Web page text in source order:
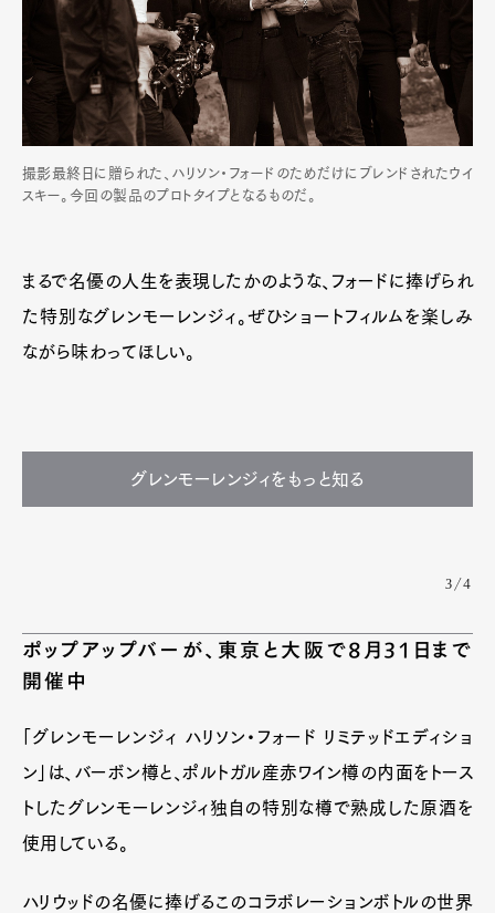
撮影最終日に贈られた、ハリソン・フォードのためだけにブレンドされたウイ
スキー。今回の製品のプロトタイプとなるものだ。
まるで名優の人生を表現したかのような、フォードに捧げられ
た特別なグレンモーレンジィ。ぜひショートフィルムを楽しみ
ながら味わってほしい。
グレンモーレンジィをもっと知る
3/4
ポップアップバーが、東京と大阪で8月31日まで
開催中
「グレンモーレンジィ ハリソン・フォード リミテッドエディショ
ン」は、バーボン樽と、ポルトガル産赤ワイン樽の内面をトース
トしたグレンモーレンジィ独自の特別な樽で熟成した原酒を
使用している。
ハリウッドの名優に捧げるこのコラボレーションボトルの世界